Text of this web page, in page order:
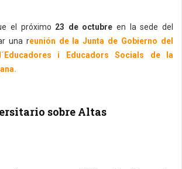
el próximo 23 de octubre en la sede del
una reunión de la Junta de Gobierno del
i Educadors Socials de la
sobre Altas